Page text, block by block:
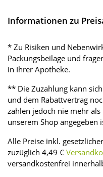
Informationen zu
* Zu Risiken und
Packungsbeilage und
in Ihrer Apotheke.
** Die Zuzahlung kann
und dem Rabattvertrag
zahlen jedoch nie mehr
unserem Shop angegeben
Alle Preise inkl.
zuzüglich 4,49 €
versandkostenfrei